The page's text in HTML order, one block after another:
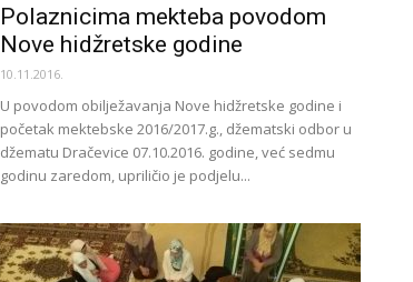
Polaznicima mekteba povodom
Nove hidžretske godine
10.11.2016.
U povodom obilježavanja Nove hidžretske godine i
početak mektebske 2016/2017.g., džematski odbor u
džematu Dračevice 07.10.2016. godine, već sedmu
godinu zaredom, upriličio je podjelu...